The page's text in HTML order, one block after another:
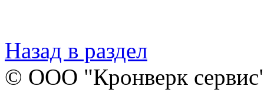
Назад в раздел
© ООО "Кронверк